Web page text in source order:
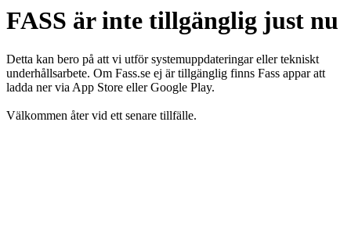
FASS är inte tillgänglig just nu
Detta kan bero på att vi utför systemuppdateringar eller tekniskt
underhållsarbete. Om Fass.se ej är tillgänglig finns Fass appar att
ladda ner via App Store eller Google Play.
Välkommen åter vid ett senare tillfälle.